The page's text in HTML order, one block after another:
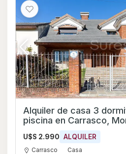
Alquiler de casa 3
piscina en Carrasco,
U$S 2.990 ALQUILER
Carrasco Casa